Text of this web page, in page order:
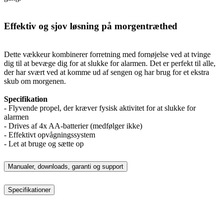
Effektiv og sjov løsning på morgentræthed
Dette vækkeur kombinerer forretning med fornøjelse ved at tvinge
dig til at bevæge dig for at slukke for alarmen. Det er perfekt til alle,
der har svært ved at komme ud af sengen og har brug for et ekstra
skub om morgenen.
Specifikation
- Flyvende propel, der kræver fysisk aktivitet for at slukke for
alarmen
- Drives af 4x AA-batterier (medfølger ikke)
- Effektivt opvågningssystem
- Let at bruge og sætte op
Manualer, downloads, garanti og support
Specifikationer